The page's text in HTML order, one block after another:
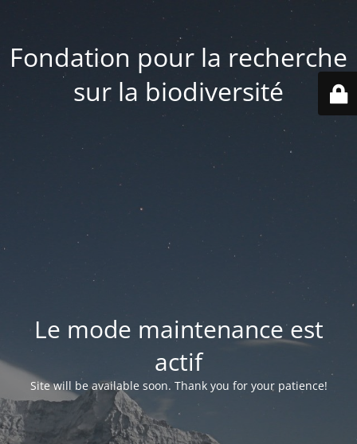
Fondation pour la recherche
sur la biodiversité
Le mode maintenance est
actif
Site will be available soon. Thank you for your patience!